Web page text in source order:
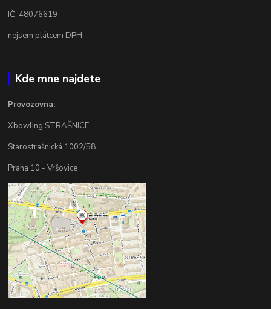
IČ: 48076619
nejsem plátcem DPH
Kde mne najdete
Provozovna:
Xbowling STRAŠNICE
Starostrašnická 1002/58
Praha 10 - Vršovice